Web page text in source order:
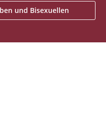
und Bisexuellen